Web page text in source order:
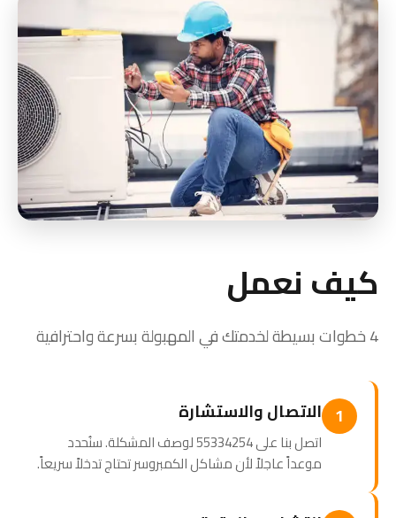
كيف نعمل
4 خطوات بسيطة لخدمتك في المهبولة بسرعة واحترافية
1 الاتصال والاستشارة
اتصل بنا على 55334254 لوصف المشكلة. سنُحدد
موعداً عاجلاً لأن مشاكل الكمبروسر تحتاج تدخلاً سريعاً.